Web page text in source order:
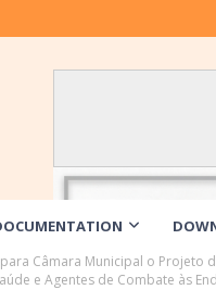
Câmara Municipal o Projeto
e Agentes de Combate às